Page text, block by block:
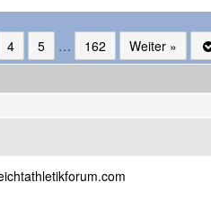
4 5 … 162 Weiter »